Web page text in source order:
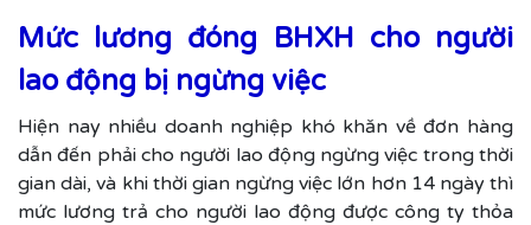
Mức lương đóng BHXH cho người
lao động bị ngừng việc
Hiện nay nhiều doanh nghiệp khó khăn về đơn hàng
dẫn đến phải cho người lao động ngừng việc trong thời
gian dài, và khi thời gian ngừng việc lớn hơn 14 ngày thì
mức lương trả cho người lao động được công ty thỏa